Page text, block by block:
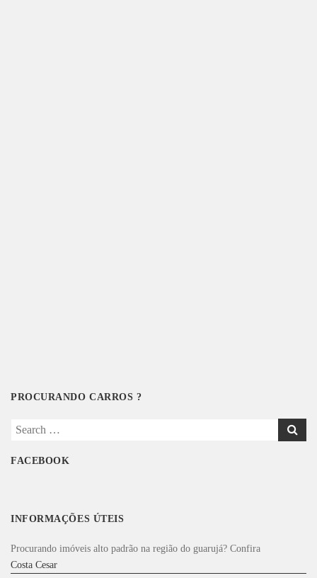
PROCURANDO CARROS ?
Search
FACEBOOK
INFORMAÇÕES ÚTEIS
Procurando imóveis alto padrão na região do guarujá? Confira
Costa Cesar